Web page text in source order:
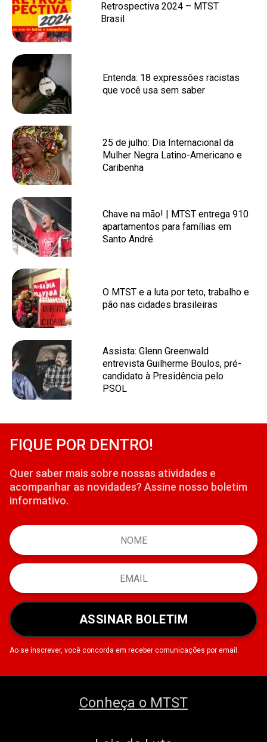
Retrospectiva 2024 – MTST
Brasil
Entenda: 18 expressões racistas
que você usa sem saber
25 de julho: Dia Internacional da
Mulher Negra Latino-Americano e
Caribenha
Chave na mão! | MTST entrega 910
apartamentos para famílias em
Santo André
O MTST e a luta por teto, trabalho e
pão nas cidades brasileiras
Assista: Glenn Greenwald
entrevista Guilherme Boulos, pré-
candidato à Presidência pelo
PSOL
FIQUE POR DENTRO!
Quer saber mais sobre nossas atividades e
acompanhar as novidades? Assine nosso boletim
informativo.
ASSINAR BOLETIM
Ao se inscrever, você concorda em receber comunicações por email.
Conheça o MTST